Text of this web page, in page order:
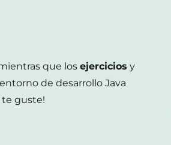
que losejercicios y
de desarrollo Java
te guste!